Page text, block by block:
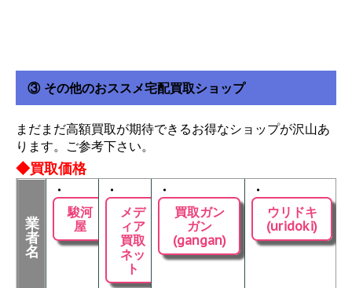
③ その他のおススメ宅配買取ショップ
まだまだ高額買取が期待できるお得なショップが沢山あ
ります。ご参考下さい。
◆買取価格
業
者
名
・
駿河
屋
・
メデ
ィア
買取
ネッ
ト
・
買取ガン
ガン
(gangan)
・
ウリドキ
(uridoki)